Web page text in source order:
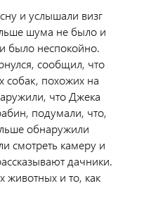
и услышали визг
шума не было и
было неспокойно.
сообщил, что
собак, похожих на
что Джека
подумали, что,
обнаружили
смотреть камеру и
дачники.
животных и то, как